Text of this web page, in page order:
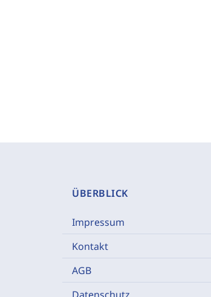
ÜBERBLICK
Impressum
Kontakt
AGB
Datenschutz